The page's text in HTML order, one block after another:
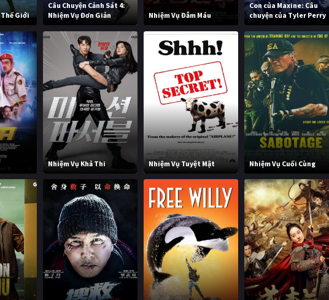
Giới
Câu Chuyện Cảnh Sát 4:
Nhiệm Vụ Đơn Giản
Nhiệm Vụ Đẫm Máu
Con của Maxine: Câu
chuyện của Tyler Perry
Nhiệm Vụ Khả Thi Nhiệm Vụ Tuyệt Mật Nhiệm Vụ Cuối Cùng